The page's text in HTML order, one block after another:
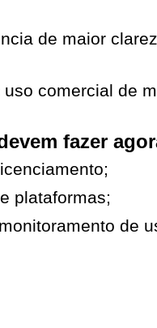
de maior
uso comercial de
fazer
plataformas;
de